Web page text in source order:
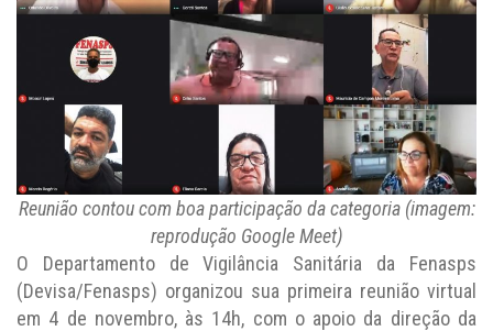
Reunião contou com boa participação da categoria (imagem:
reprodução Google Meet)
O Departamento de Vigilância Sanitária da Fenasps
(Devisa/Fenasps) organizou sua primeira reunião virtual
em 4 de novembro, às 14h, com o apoio da direção da